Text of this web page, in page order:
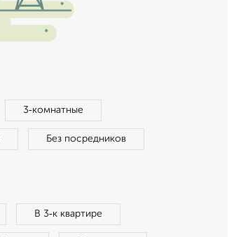
3‑комнатные
Без посредников
В 3‑к квартире